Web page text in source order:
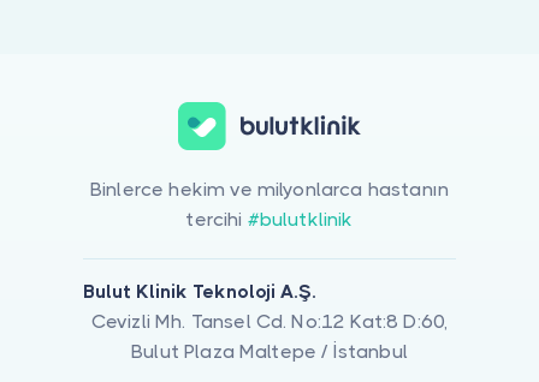
Binlerce hekim ve milyonlarca hastanın
tercihi #bulutklinik
Bulut Klinik Teknoloji A.Ş.
Cevizli Mh. Tansel Cd. No:12 Kat:8 D:60,
Bulut Plaza Maltepe / İstanbul